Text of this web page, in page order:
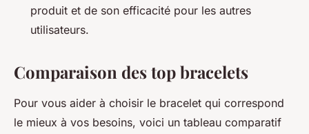
produit et de son efficacité pour les autres
utilisateurs.
Comparaison des top bracelets
Pour vous aider à choisir le bracelet qui correspond
le mieux à vos besoins, voici un tableau comparatif